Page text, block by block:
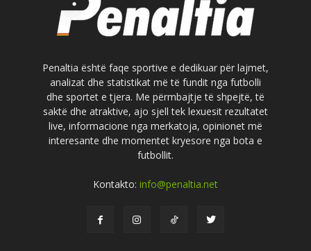
Penaltia është faqe sportive e dedikuar për lajmet,
analizat dhe statistikat më të fundit nga futbolli
dhe sportet e tjera. Me përmbajtje të shpejtë, të
saktë dhe atraktive, ajo sjell tek lexuesit rezultatet
live, informacione nga merkatoja, opinionet më
interesante dhe momentet kryesore nga bota e
futbollit.
Kontakto: info@penaltia.net